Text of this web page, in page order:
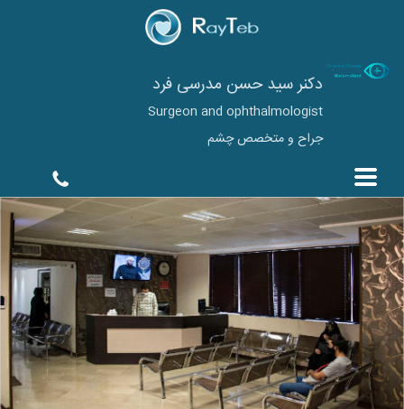
دکنر سید حسن مدرسی فرد
Surgeon and ophthalmologist
جراح و متخصص چشم